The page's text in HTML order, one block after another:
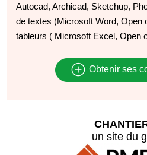
Autocad, Archicad, Sketchup,
de textes (Microsoft Word, Open
tableurs ( Microsoft Excel, Open
Obtenir ses
un site du